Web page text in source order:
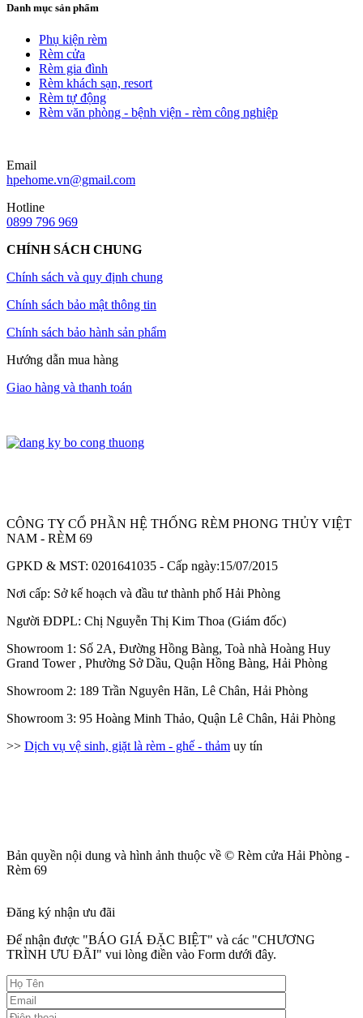
Danh mục sản phẩm
Phụ kiện rèm
Rèm cửa
Rèm gia đình
Rèm khách sạn, resort
Rèm tự động
Rèm văn phòng - bệnh viện - rèm công nghiệp
Email
hpehome.vn@gmail.com
Hotline
0899 796 969
CHÍNH SÁCH CHUNG
Chính sách và quy định chung
Chính sách bảo mật thông tin
Chính sách bảo hành sản phẩm
Hướng dẫn mua hàng
Giao hàng và thanh toán
CÔNG TY CỔ PHẦN HỆ THỐNG RÈM PHONG THỦY VIỆT
NAM - RÈM 69
GPKD & MST: 0201641035 - Cấp ngày:15/07/2015
Nơi cấp: Sở kế hoạch và đầu tư thành phố Hải Phòng
Người ĐDPL: Chị Nguyễn Thị Kim Thoa (Giám đốc)
Showroom 1: Số 2A, Đường Hồng Bàng, Toà nhà Hoàng Huy
Grand Tower , Phường Sở Dầu, Quận Hồng Bàng, Hải Phòng
Showroom 2: 189 Trần Nguyên Hãn, Lê Chân, Hải Phòng
Showroom 3: 95 Hoàng Minh Thảo, Quận Lê Chân, Hải Phòng
>> Dịch vụ vệ sinh, giặt là rèm - ghế - thảm uy tín
Bản quyền nội dung và hình ảnh thuộc về © Rèm cửa Hải Phòng -
Rèm 69
Đăng ký nhận ưu đãi
Để nhận được "BÁO GIÁ ĐẶC BIỆT" và các "CHƯƠNG
TRÌNH ƯU ĐÃI" vui lòng điền vào Form dưới đây.